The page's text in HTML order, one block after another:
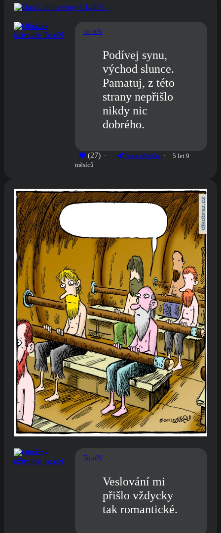
To.oN
Podívej synu,
východ slunce.
Pamatuj, z této
strany nepřišlo
nikdy nic
dobrého.
(27) Poslat přátelům
5 let 9
měsíců
To.oN
Veslování mi
přišlo vždycky
tak romantické.